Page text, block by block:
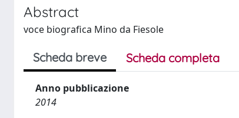
Abstract
voce biografica Mino da Fiesole
Scheda breve Scheda completa
Anno pubblicazione
2014